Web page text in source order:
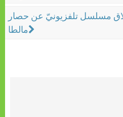
مسلسل تلفزيونيّ عن حصار
مالطا